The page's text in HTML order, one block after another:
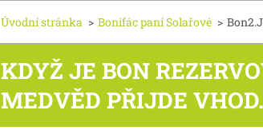
Úvodní stránka > Bonifác paní Solařové >
KDYŽ JE BON
MEDVĚD PŘIJDE